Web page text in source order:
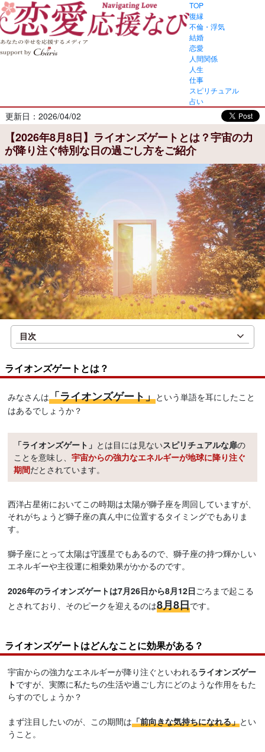
TOP
復縁
不倫・浮気
結婚
恋愛
人間関係
人生
仕事
スピリチュアル
占い
更新日：2026/04/02
【2026年8月8日】ライオンズゲートとは？宇宙の力
が降り注ぐ特別な日の過ごし方をご紹介
目次
ライオンズゲートとは？
みなさんは「ライオンズゲート」という単語を耳にしたこと
はあるでしょうか？
「ライオンズゲート」 とは目には見ないスピリチュアルな扉の
ことを意味し、宇宙からの強力なエネルギーが地球に降り注ぐ
期間だとされています。
西洋占星術においてこの時期は太陽が獅子座を周回していますが、
それがちょうど獅子座の真ん中に位置するタイミングでもありま
す。
獅子座にとって太陽は守護星でもあるので、獅子座の持つ輝かしい
エネルギーや主役運に相乗効果がかかるのです。
2026年のライオンズゲートは7月26日から8月12日ごろまで起こる
とされており、そのピークを迎えるのは8月8日です。
ライオンズゲートはどんなことに効果がある？
宇宙からの強力なエネルギーが降り注ぐといわれるライオンズゲー
トですが、実際に私たちの生活や過ごし方にどのような作用をもた
らすのでしょうか？
まず注目したいのが、この期間は「前向きな気持ちになれる」とい
うこと。